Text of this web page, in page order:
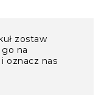
zostaw
na
oznacz nas